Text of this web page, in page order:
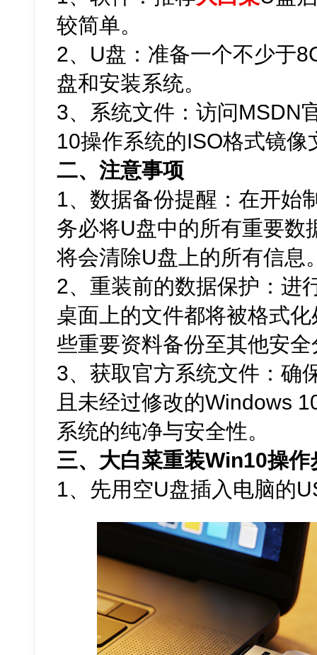
较简单。
2、U盘：准备一个不少于
盘和安装系统。
3、系统文件：访问MSDN
10操作系统的ISO格式镜像
二、注意事项
1、数据备份提醒：在开始
务必将U盘中的所有重要数
将会清除U盘上的所有信息
2、重装前的数据保护：进
桌面上的文件都将被格式
些重要资料备份至其他安
3、获取官方系统文件：确
且未经过修改的Windows
系统的纯净与安全性。
三、大白菜重装Win10操作
1、先用空U盘插入电脑的